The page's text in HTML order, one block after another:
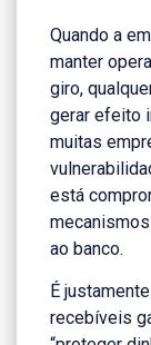
Quando a
manter
giro,
gerar efeito
muitas
está
ao banco.
É
recebíveis